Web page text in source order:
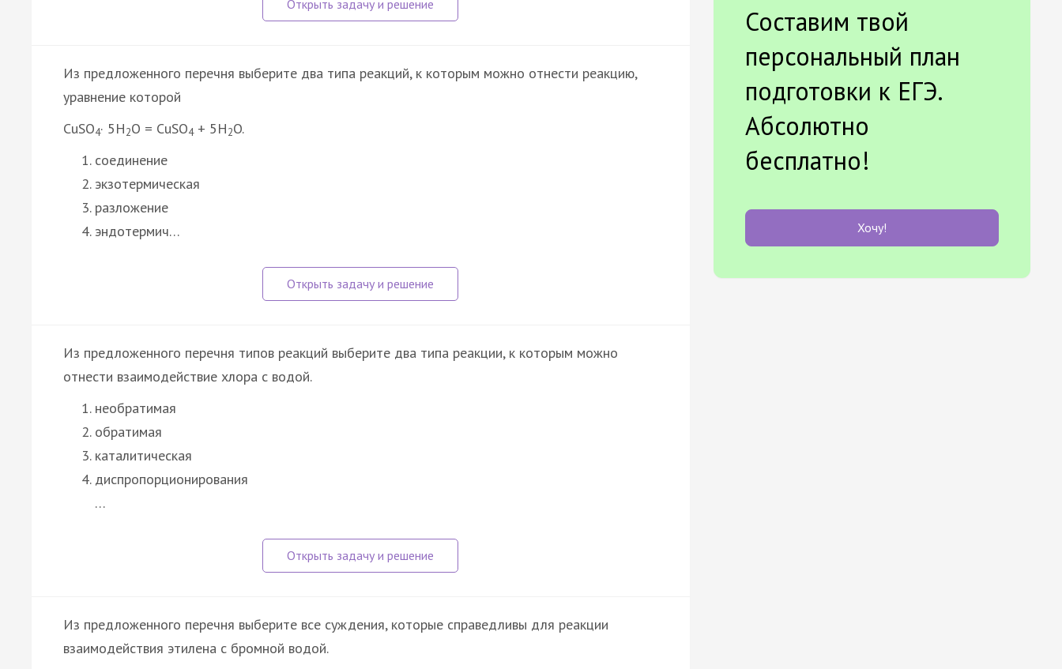
Из предложенного перечня выберите два типа реакций, к которым можно отнести реакцию,
уравнение которой
CuSO4· 5H2O = CuSO4+ 5H2O.
соединение
экзотермическая
разложение
эндотермич…
Из предложенного перечня типов реакций выберите два типа реакции, к которым можно
отнести взаимодействие хлора с водой.
необратимая
обратимая
каталитическая
диспропорционирования
…
Из предложенного перечня выберите все суждения, которые справедливы для реакции
взаимодействия этилена с бромной водой.
Составим твой
персональный план
подготовки к ЕГЭ.
Абсолютно
бесплатно!
Хочу!